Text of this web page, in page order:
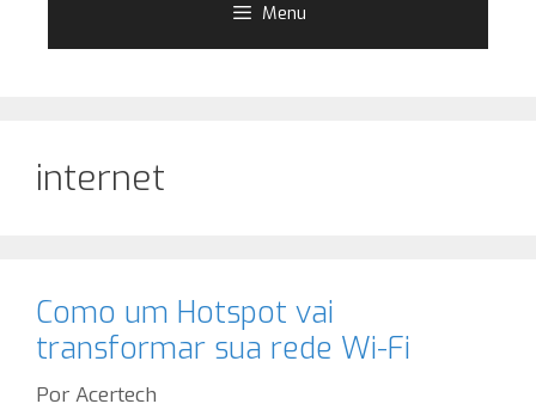
Menu
internet
Como um Hotspot vai
transformar sua rede Wi-Fi
Por Acertech